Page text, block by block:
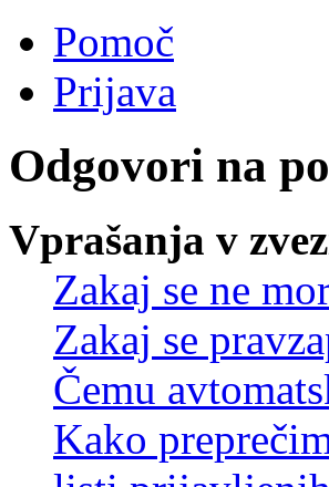
Pomoč
Prijava
Odgovori na
Vprašanja v
Zakaj se ne
Zakaj se
Čemu
Kako